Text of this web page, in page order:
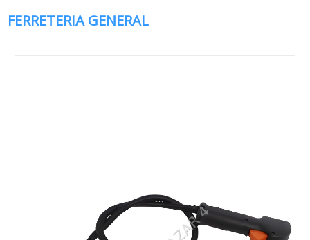
FERRETERIA GENERAL